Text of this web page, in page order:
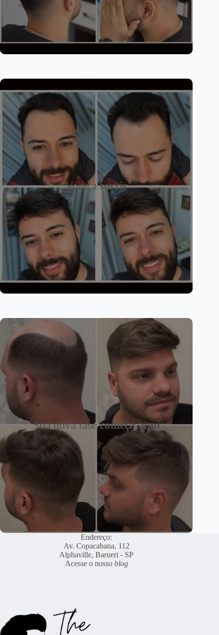
Volte asorrir
Sua nova fasecomeça aqui
Endereço:
Av. Copacabana, 112
Alphaville, Barueri - SP
Acesse o nosso blog